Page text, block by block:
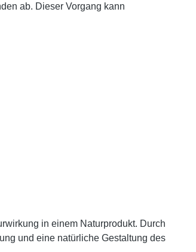
ab. Dieser Vorgang kann
in einem Naturprodukt. Durch
und eine natürliche Gestaltung des